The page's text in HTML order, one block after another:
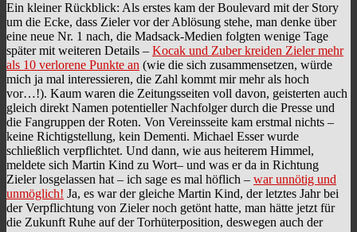
Ein kleiner Rückblick: Als erstes kam der Boulevard mit der Story
um die Ecke, dass Zieler vor der Ablösung stehe, man denke über
eine neue Nr. 1 nach, die Madsack-Medien folgten wenige Tage
später mit weiteren Details – Kocak und Zuber kreiden Zieler mehr
als 10 verlorene Punkte an (wie die sich zusammensetzen, würde
mich ja mal interessieren, die Zahl kommt mir mehr als hoch
vor…!). Kaum waren die Zeitungsseiten voll davon, geisterten auch
gleich direkt Namen potentieller Nachfolger durch die Presse und
die Fangruppen der Roten. Von Vereinsseite kam erstmal nichts –
keine Richtigstellung, kein Dementi. Michael Esser wurde
schließlich verpflichtet. Und dann, wie aus heiterem Himmel,
meldete sich Martin Kind zu Wort– und was er da in Richtung
Zieler losgelassen hat – ich sage es mal höflich – war unnötig und
unmöglich! Ja, es war der gleiche Martin Kind, der letztes Jahr bei
der Verpflichtung von Zieler noch getönt hatte, man hätte jetzt für
die Zukunft Ruhe auf der Torhüterposition, deswegen auch der